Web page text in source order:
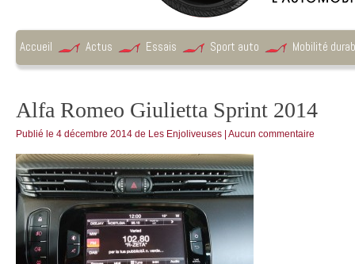
Accueil Actus Essais Sport auto Mobilité
Alfa Romeo Giulietta Sprint 2014
Publié le 4 décembre 2014 de Les Enjoliveuses Aucun commentaire